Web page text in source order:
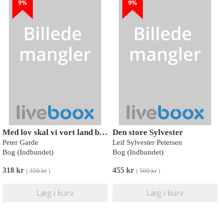
9%
Med lov skal vi vort land bygge
Peter Garde
Bog (Indbundet)
318 kr ( 350 kr)
Læg i kurv
9%
Den store Sylvester
Leif Sylvester Petersen
Bog (Indbundet)
455 kr ( 500 kr)
Læg i kurv